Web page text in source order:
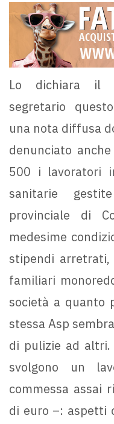
Lo dichiara il
segretario
una nota diffusa
denunciato
500 i lavoratori
sanitarie
provinciale di
medesime
stipendi
familiari
società a quanto
stessa Asp
di pulizie ad
svolgono un
commessa assai
di euro –: aspetti